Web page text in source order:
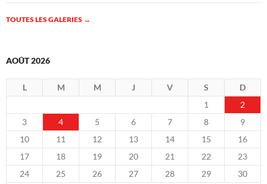
TOUTES LES GALERIES →
AOÛT 2026
L M M J V S
D
1
2
3
4 5 6 7 8
9
10
11 12 13 14 15
16
17
18 19 20 21 22
23
24
25 26 27 28 29
30